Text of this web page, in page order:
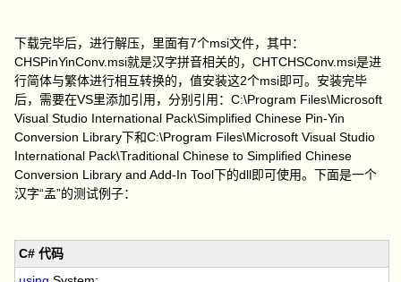
下载完毕后，进行解压，里面有7个msi文件，其中：
CHSPinYinConv.msi就是汉字拼音相关的，CHTCHSConv.msi是进
行简体与繁体进行相互转换的，值安装这2个msi即可。安装完毕
后，需要在VS里添加引用，分别引用：C:\Program Files\Microsoft
Visual Studio International Pack\Simplified Chinese Pin-Yin
Conversion Library下和C:\Program Files\Microsoft Visual Studio
International Pack\Traditional Chinese to Simplified Chinese
Conversion Library and Add-In Tool下的dll即可使用。下面是一个
汉字“孟”的测试例子：
C# 代码